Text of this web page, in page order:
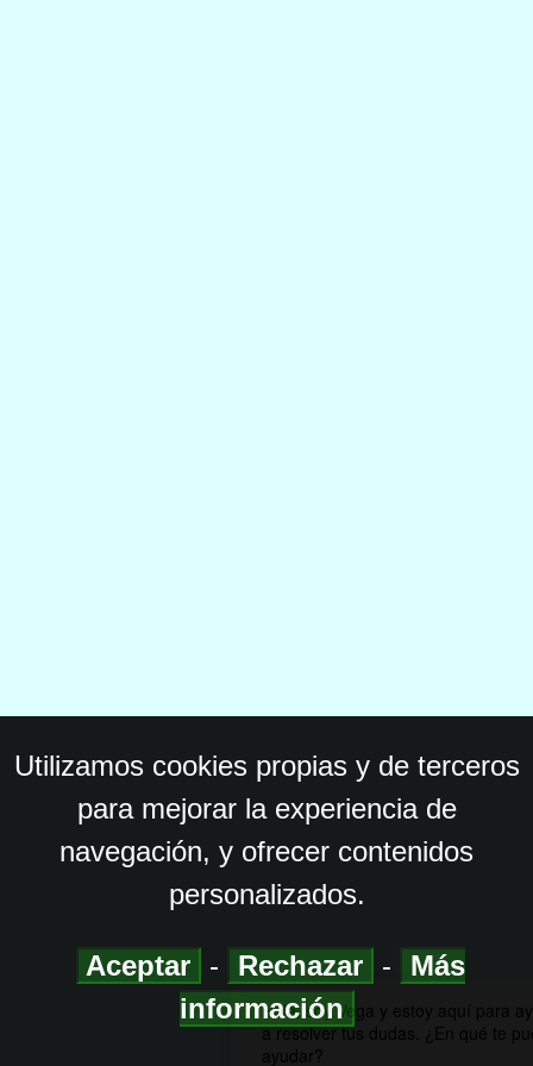
Utilizamos cookies propias y de terceros
para mejorar la experiencia de
navegación, y ofrecer contenidos
personalizados.
Aceptar - Rechazar -
Más
información